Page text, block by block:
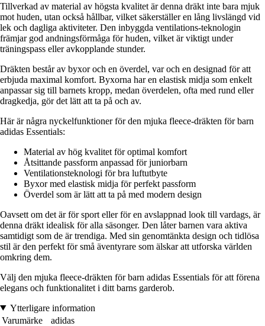
Tillverkad av material av högsta kvalitet är denna dräkt inte bara mjuk
mot huden, utan också hållbar, vilket säkerställer en lång livslängd vid
lek och dagliga aktiviteter. Den inbyggda ventilations-teknologin
främjar god andningsförmåga för huden, vilket är viktigt under
träningspass eller avkopplande stunder.
Dräkten består av byxor och en överdel, var och en designad för att
erbjuda maximal komfort. Byxorna har en elastisk midja som enkelt
anpassar sig till barnets kropp, medan överdelen, ofta med rund eller
dragkedja, gör det lätt att ta på och av.
Här är några nyckelfunktioner för den mjuka fleece-dräkten för barn
adidas Essentials:
Material av hög kvalitet för optimal komfort
Åtsittande passform anpassad för juniorbarn
Ventilationsteknologi för bra luftutbyte
Byxor med elastisk midja för perfekt passform
Överdel som är lätt att ta på med modern design
Oavsett om det är för sport eller för en avslappnad look till vardags, är
denna dräkt idealisk för alla säsonger. Den låter barnen vara aktiva
samtidigt som de är trendiga. Med sin genomtänkta design och tidlösa
stil är den perfekt för små äventyrare som älskar att utforska världen
omkring dem.
Välj den mjuka fleece-dräkten för barn adidas Essentials för att förena
elegans och funktionalitet i ditt barns garderob.
Ytterligare information
Varumärke
adidas